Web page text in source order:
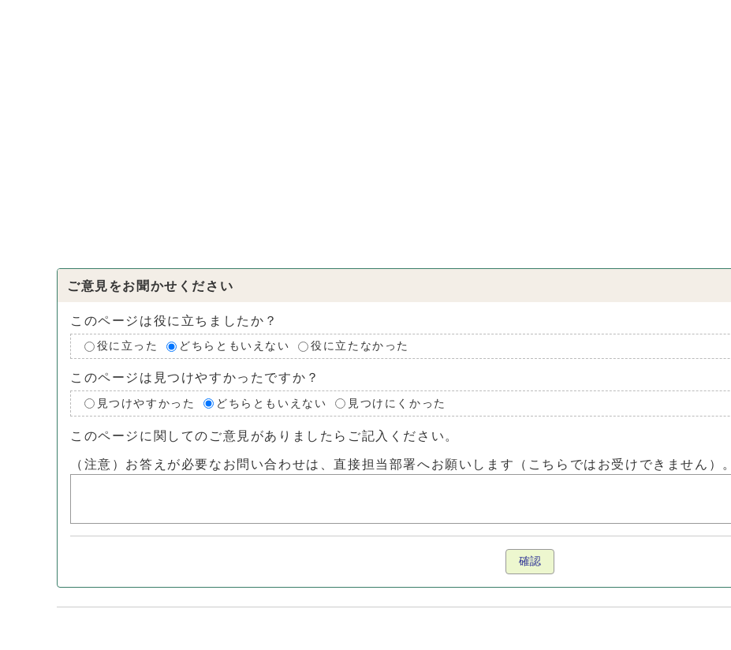
ご意見をお聞かせください
このページは役に立ちましたか？
役に立った どちらともいえない 役に立たなかった
このページは見つけやすかったですか？
見つけやすかった どちらともいえない 見つけにくかった
このページに関してのご意見がありましたらご記入ください。
（注意）お答えが必要なお問い合わせは、直接担当部署へお願いします（こちらではお受けできません）。
確認